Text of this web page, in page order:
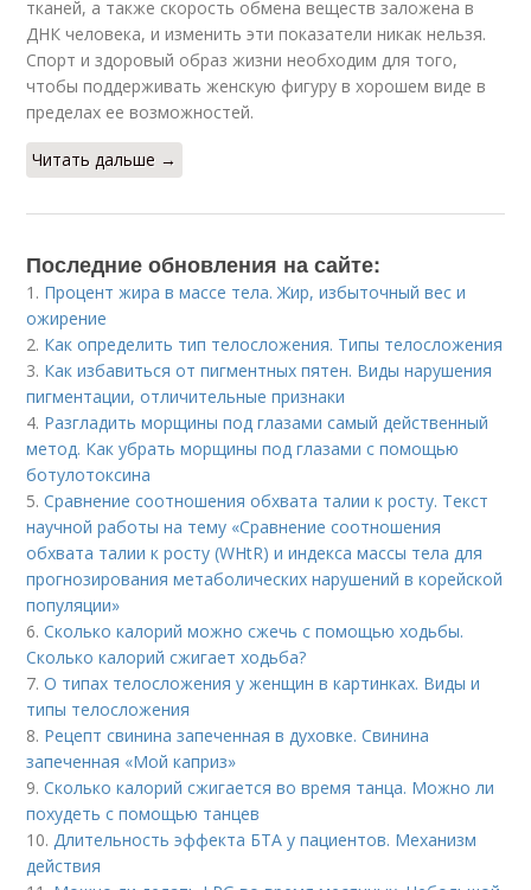
тканей, а также скорость обмена веществ заложена в
ДНК человека, и изменить эти показатели никак нельзя.
Спорт и здоровый образ жизни необходим для того,
чтобы поддерживать женскую фигуру в хорошем виде в
пределах ее возможностей.
Читать дальше →
Последние обновления на сайте:
1. Процент жира в массе тела. Жир, избыточный вес и
ожирение
2. Как определить тип телосложения. Типы телосложения
3. Как избавиться от пигментных пятен. Виды нарушения
пигментации, отличительные признаки
4. Разгладить морщины под глазами самый действенный
метод. Как убрать морщины под глазами с помощью
ботулотоксина
5.Сравнение соотношения обхвата талии к росту. Текст
научной работы на тему «Сравнение соотношения
обхвата талии к росту (WHtR) и индекса массы тела для
прогнозирования метаболических нарушений в корейской
популяции»
6.Сколько калорий можно сжечь с помощью ходьбы.
Сколько калорий сжигает ходьба?
7.О типах телосложения у женщин в картинках. Виды и
типы телосложения
8. Рецепт свинина запеченная в духовке. Свинина
запеченная «Мой каприз»
9.Сколько калорий сжигается во время танца. Можно ли
похудеть с помощью танцев
10. Длительность эффекта БТА у пациентов. Механизм
действия